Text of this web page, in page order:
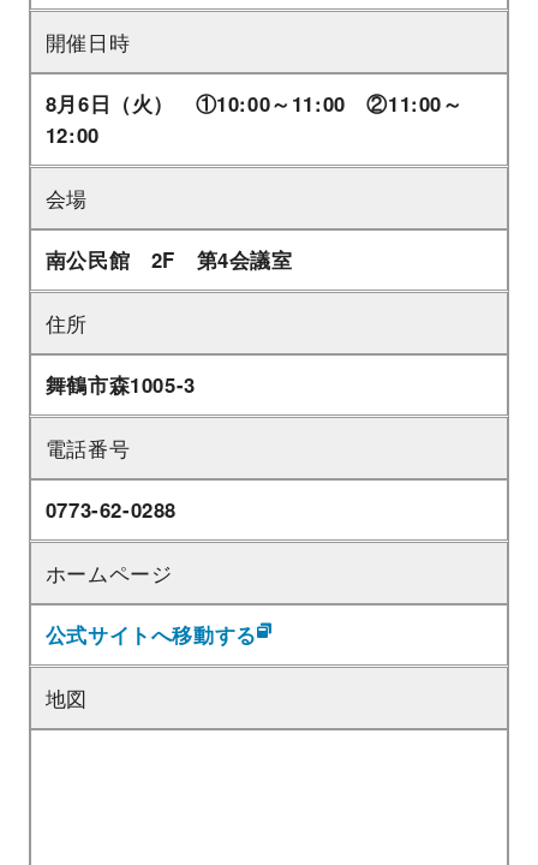
開催日時
8月6日（火） ①10:00～11:00 ②11:00～
12:00
会場
南公民館 2F 第4会議室
住所
舞鶴市森1005-3
電話番号
0773-62-0288
ホームページ
公式サイトへ移動する
地図